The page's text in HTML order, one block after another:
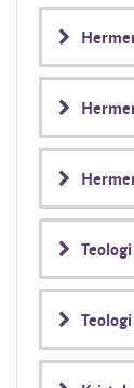
Teologi
Teologi